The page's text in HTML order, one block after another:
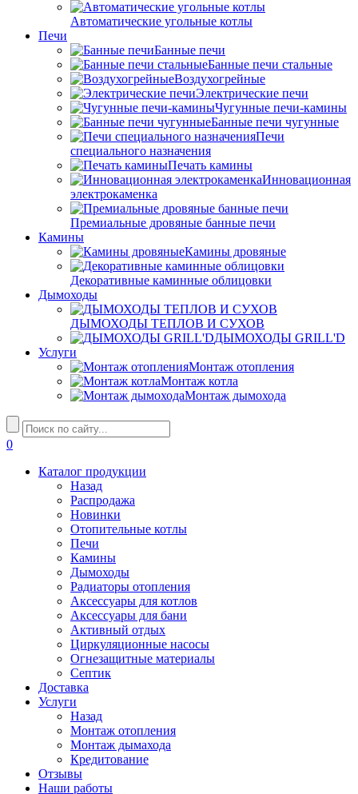
Автоматические угольные котлы
Печи
Банные печи
Банные печи стальные
Воздухогрейные
Электрические печи
Чугунные печи-камины
Банные печи чугунные
Печи
специального назначения
Печать камины
Инновационная
электрокаменка
Премиальные дровяные банные печи
Камины
Камины дровяные
Декоративные каминные облицовки
Дымоходы
ДЫМОХОДЫ ТЕПЛОВ И СУХОВ
ДЫМОХОДЫ GRILL'D
Услуги
Монтаж отопления
Монтаж котла
Монтаж дымохода
0
Каталог продукции
Назад
Распродажа
Новинки
Отопительные котлы
Печи
Камины
Дымоходы
Радиаторы отопления
Аксессуары для котлов
Аксессуары для бани
Активный отдых
Циркуляционные насосы
Огнезащитные материалы
Септик
Доставка
Услуги
Назад
Монтаж отопления
Монтаж дымахода
Кредитование
Отзывы
Наши работы